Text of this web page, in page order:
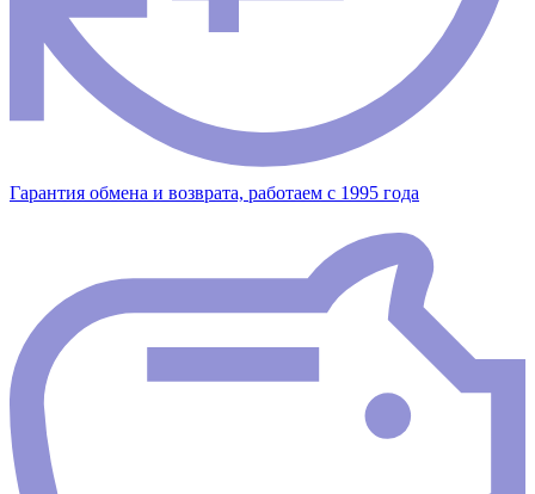
Гарантия обмена и возврата, работаем с 1995 года